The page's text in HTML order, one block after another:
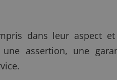
dans leur aspect
assertion, une